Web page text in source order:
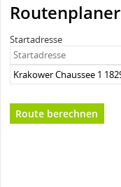
Routenplaner
Startadresse